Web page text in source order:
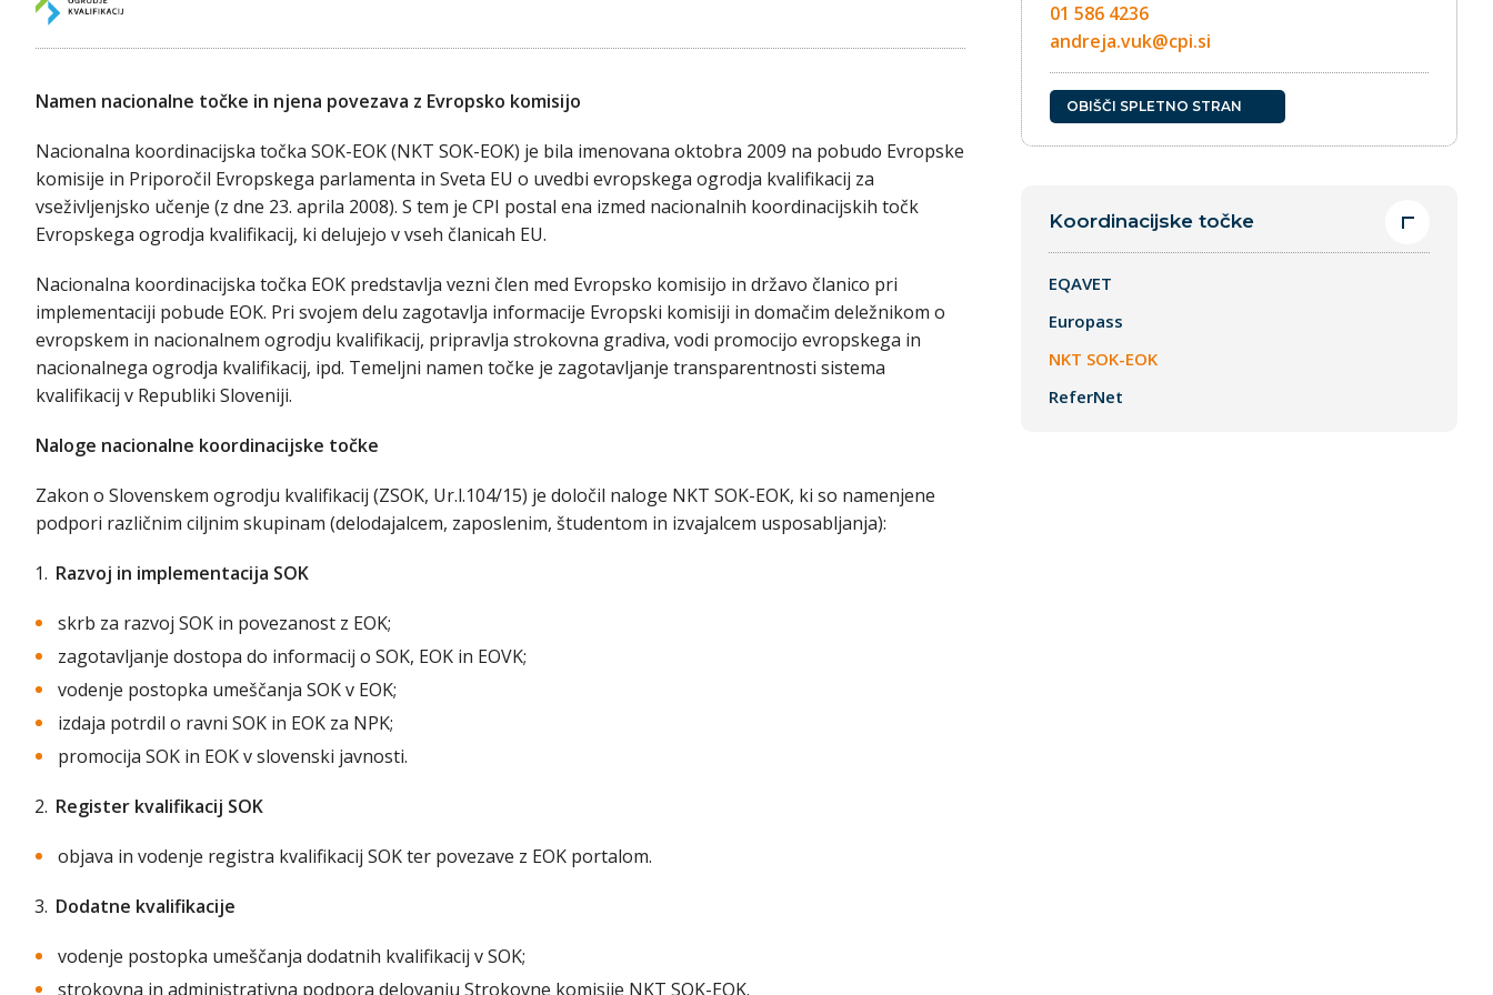
Namen nacionalne točke in njena povezava z Evropsko komisijo
Nacionalna koordinacijska točka SOK-EOK (NKT SOK-EOK) je bila imenovana oktobra 2009 na pobudo Evropske
komisije in Priporočil Evropskega parlamenta in Sveta EU o uvedbi evropskega ogrodja kvalifikacij za
vseživljenjsko učenje (z dne 23. aprila 2008). S tem je CPI postal ena izmed nacionalnih koordinacijskih točk
Evropskega ogrodja kvalifikacij, ki delujejo v vseh članicah EU.
Nacionalna koordinacijska točka EOK predstavlja vezni člen med Evropsko komisijo in državo članico pri
implementaciji pobude EOK. Pri svojem delu zagotavlja informacije Evropski komisiji in domačim deležnikom o
evropskem in nacionalnem ogrodju kvalifikacij, pripravlja strokovna gradiva, vodi promocijo evropskega in
nacionalnega ogrodja kvalifikacij, ipd. Temeljni namen točke je zagotavljanje transparentnosti sistema
kvalifikacij v Republiki Sloveniji.
Naloge nacionalne koordinacijske točke
Zakon o Slovenskem ogrodju kvalifikacij (ZSOK, Ur.l.104/15) je določil naloge NKT SOK-EOK, ki so namenjene
podpori različnim ciljnim skupinam (delodajalcem, zaposlenim, študentom in izvajalcem usposabljanja):
Razvoj in implementacija SOK
skrb za razvoj SOK in povezanost z EOK;
zagotavljanje dostopa do informacij o SOK, EOK in EOVK;
vodenje postopka umeščanja SOK v EOK;
izdaja potrdil o ravni SOK in EOK za NPK;
promocija SOK in EOK v slovenski javnosti.
Register kvalifikacij SOK
objava in vodenje registra kvalifikacij SOK ter povezave z EOK portalom.
Dodatne kvalifikacije
vodenje postopka umeščanja dodatnih kvalifikacij v SOK;
strokovna in administrativna podpora delovanju Strokovne komisije NKT SOK-EOK.
01 586 4236
andreja.vuk@cpi.si
OBIŠČI SPLETNO STRAN
Koordinacijske točke
EQAVET
Europass
NKT SOK-EOK
ReferNet